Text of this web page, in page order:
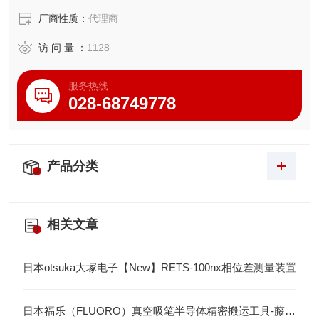
厂商性质： 代理商
访 问 量 ： 1128
服务热线
028-68749778
产品分类
相关文章
日本otsuka大塚电子【New】RETS-100nx相位差测量装置
日本福乐（FLUORO）真空吸笔半导体精密搬运工具-藤田光学